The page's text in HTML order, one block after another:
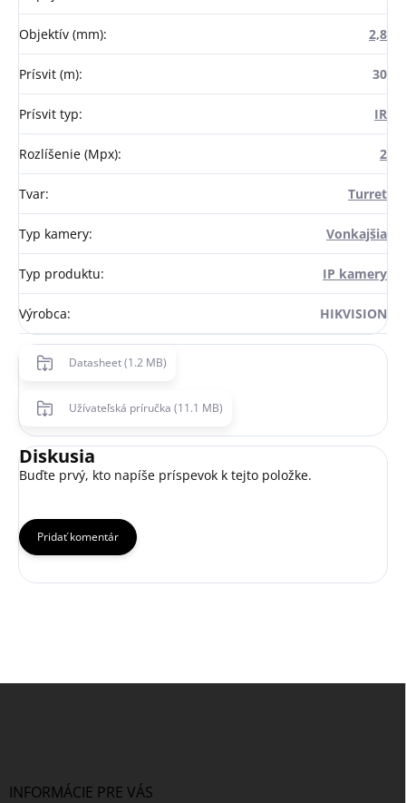
Objektív (mm): 2,8
Prísvit (m): 30
Prísvit typ: IR
Rozlíšenie (Mpx): 2
Tvar: Turret
Typ kamery: Vonkajšia
Typ produktu: IP kamery
Výrobca: HIKVISION
Datasheet (1.2 MB)
Užívateľská príručka (11.1 MB)
Diskusia
Buďte prvý, kto napíše príspevok k tejto položke.
Pridať komentár
Z
INFORMÁCIE PRE VÁS